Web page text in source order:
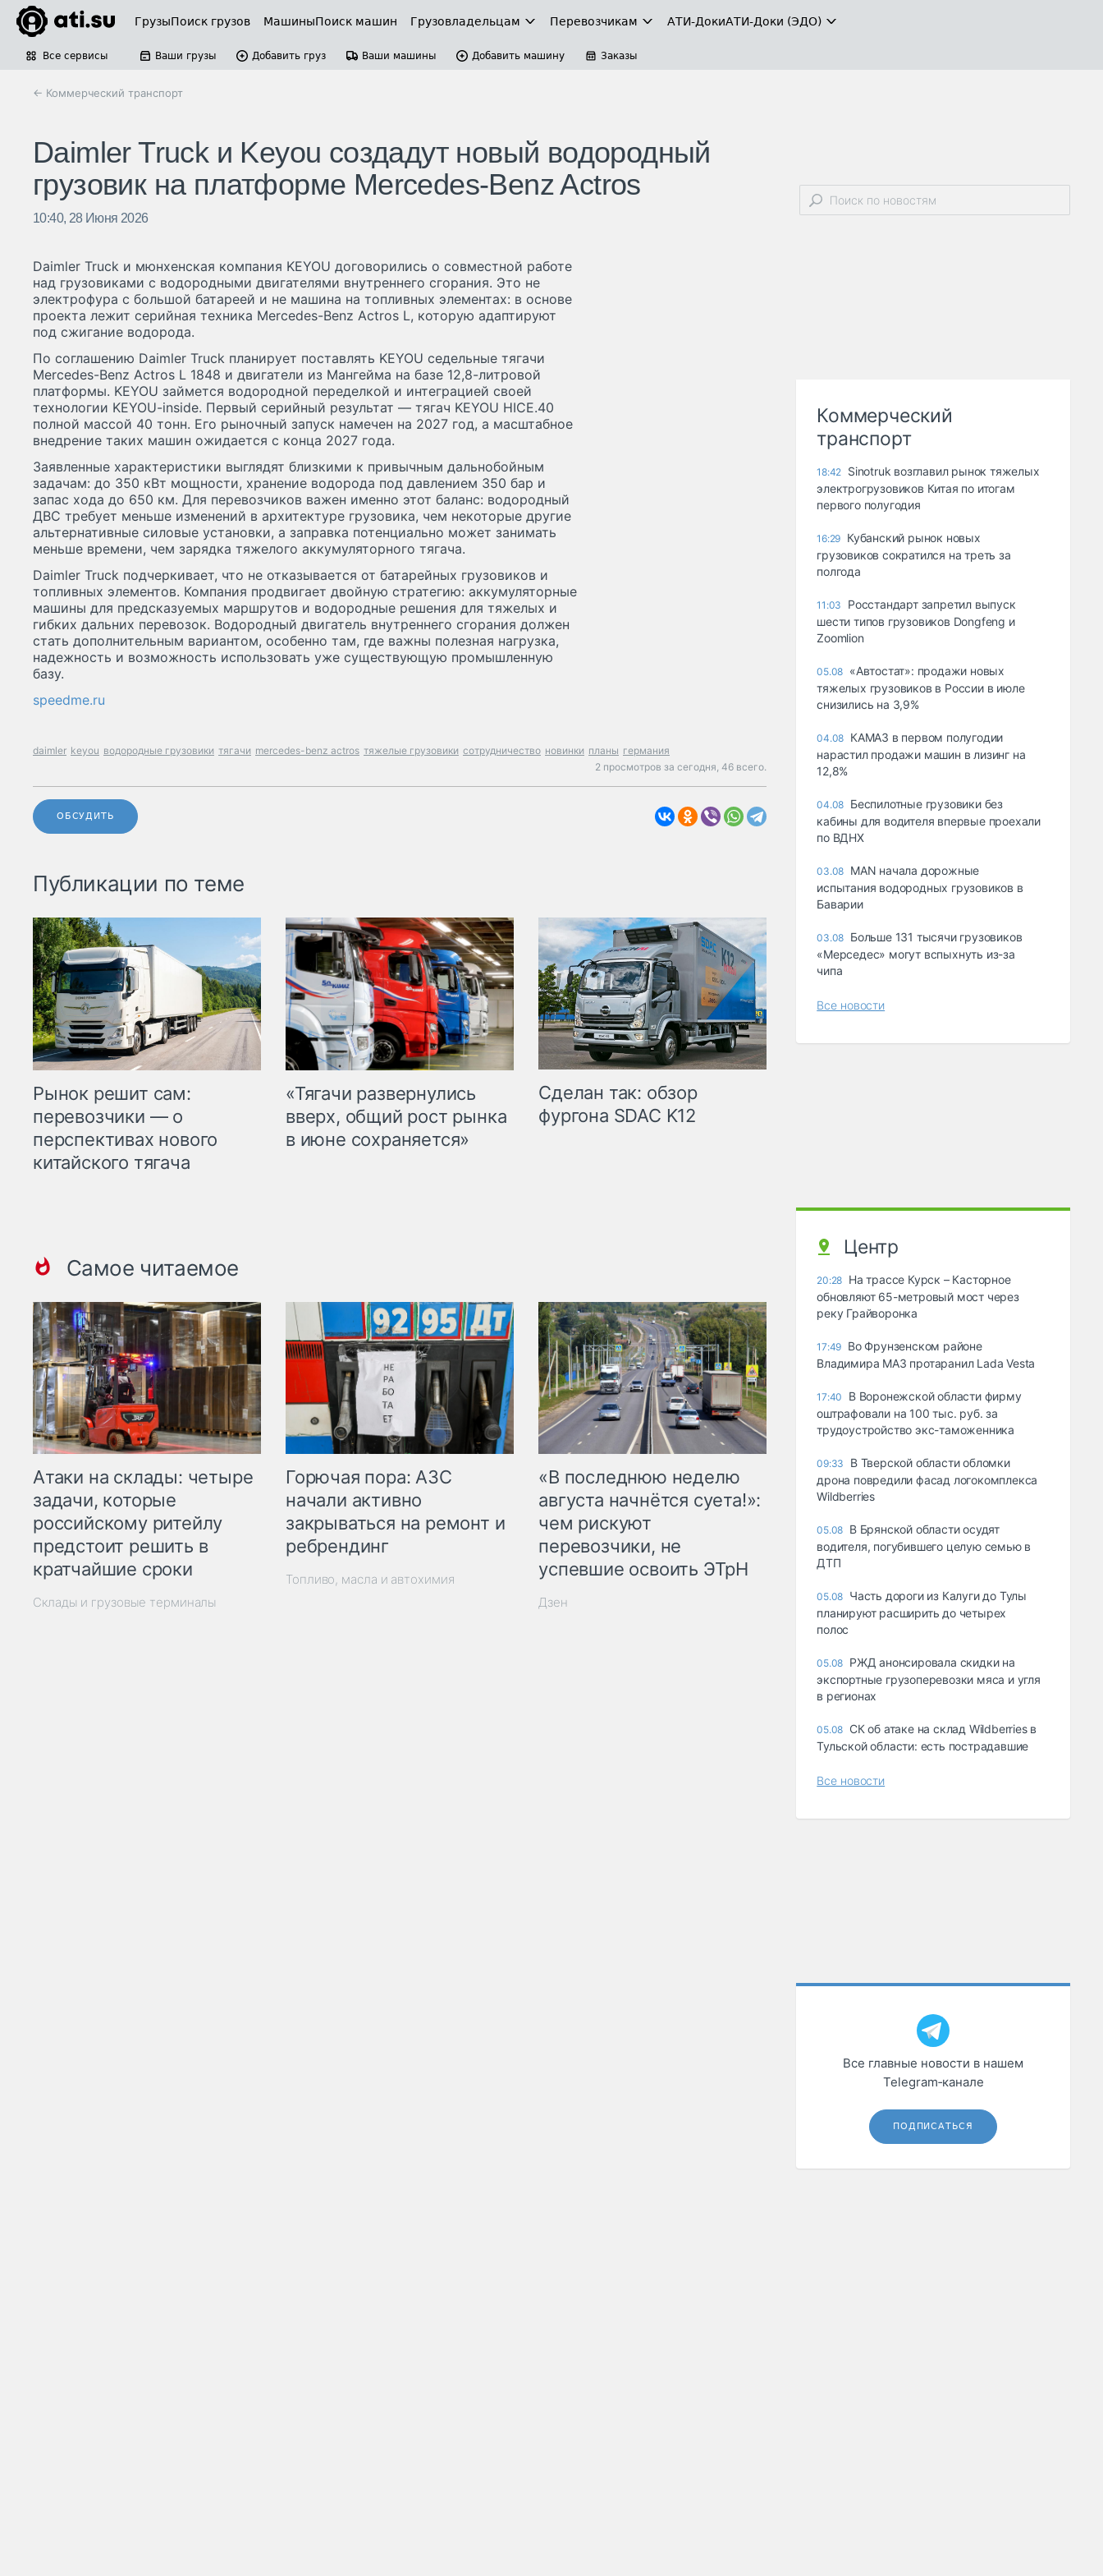
ГрузыПоиск грузов МашиныПоиск машин Грузовладельцам Перевозчикам АТИ-ДокиАТИ-Доки (ЭДО)
Все сервисы Ваши грузы Добавить груз Ваши машины Добавить машину Заказы
← Коммерческий транспорт
Daimler Truck и Keyou создадут новый водородный
грузовик на платформе Mercedes-Benz Actros
10:40, 28 Июня 2026
Daimler Truck и мюнхенская компания KEYOU договорились о совместной работе
над грузовиками с водородными двигателями внутреннего сгорания. Это не
электрофура с большой батареей и не машина на топливных элементах: в основе
проекта лежит серийная техника Mercedes-Benz Actros L, которую адаптируют
под сжигание водорода.
По соглашению Daimler Truck планирует поставлять KEYOU седельные тягачи
Mercedes-Benz Actros L 1848 и двигатели из Мангейма на базе 12,8-литровой
платформы. KEYOU займется водородной переделкой и интеграцией своей
технологии KEYOU-inside. Первый серийный результат — тягач KEYOU HICE.40
полной массой 40 тонн. Его рыночный запуск намечен на 2027 год, а масштабное
внедрение таких машин ожидается с конца 2027 года.
Заявленные характеристики выглядят близкими к привычным дальнобойным
задачам: до 350 кВт мощности, хранение водорода под давлением 350 бар и
запас хода до 650 км. Для перевозчиков важен именно этот баланс: водородный
ДВС требует меньше изменений в архитектуре грузовика, чем некоторые другие
альтернативные силовые установки, а заправка потенциально может занимать
меньше времени, чем зарядка тяжелого аккумуляторного тягача.
Daimler Truck подчеркивает, что не отказывается от батарейных грузовиков и
топливных элементов. Компания продвигает двойную стратегию: аккумуляторные
машины для предсказуемых маршрутов и водородные решения для тяжелых и
гибких дальних перевозок. Водородный двигатель внутреннего сгорания должен
стать дополнительным вариантом, особенно там, где важны полезная нагрузка,
надежность и возможность использовать уже существующую промышленную
базу.
speedme.ru
daimler keyou водородные грузовики тягачи mercedes-benz actros тяжелые грузовики сотрудничество новинки планы германия
2 просмотров за сегодня,46 всего.
ОБСУДИТЬ
Публикации по теме
Рынок решит сам:
перевозчики — о
перспективах нового
китайского тягача
«Тягачи развернулись
вверх, общий рост рынка
в июне сохраняется»
Сделан так: обзор
фургона SDAC K12
Самое читаемое
Атаки на склады: четыре
задачи, которые
российскому ритейлу
предстоит решить в
кратчайшие сроки
Склады и грузовые терминалы
Горючая пора: АЗС
начали активно
закрываться на ремонт и
ребрендинг
Топливо, масла и автохимия
«В последнюю неделю
августа начнётся суета!»:
чем рискуют
перевозчики, не
успевшие освоить ЭТрН
Дзен
Коммерческий
транспорт
18:42 Sinotruk возглавил рынок тяжелых
электрогрузовиков Китая по итогам
первого полугодия
16:29 Кубанский рынок новых
грузовиков сократился на треть за
полгода
11:03
Росстандарт запретил выпуск
шести типов грузовиков Dongfeng и
Zoomlion
05.08 «Автостат»: продажи новых
тяжелых грузовиков в России в июле
снизились на 3,9%
04.08 КАМАЗ в первом полугодии
нарастил продажи машин в лизинг на
12,8%
04.08 Беспилотные грузовики без
кабины для водителя впервые проехали
по ВДНХ
03.08 MAN начала дорожные
испытания водородных грузовиков в
Баварии
03.08 Больше 131 тысячи грузовиков
«Мерседес» могут вспыхнуть из-за
чипа
Все новости
Центр
20:28 На трассе Курск – Касторное
обновляют 65-метровый мост через
реку Грайворонка
17:49 Во Фрунзенском районе
Владимира МАЗ протаранил Lada Vesta
17:40
В Воронежской области фирму
оштрафовали на 100 тыс. руб. за
трудоустройство экс-таможенника
09:33
В Тверской области обломки
дрона повредили фасад логокомплекса
Wildberries
05.08 В Брянской области осудят
водителя, погубившего целую семью в
ДТП
05.08 Часть дороги из Калуги до Тулы
планируют расширить до четырех
полос
05.08 РЖД анонсировала скидки на
экспортные грузоперевозки мяса и угля
в регионах
05.08 СК об атаке на склад Wildberries в
Тульской области: есть пострадавшие
Все новости
Все главные новости в нашем
Telegram‑канале
ПОДПИСАТЬСЯ